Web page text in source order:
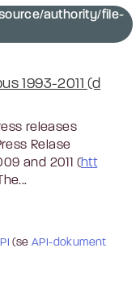
authority/file-
1993-2011 (d
releases
Relase
and 2011 (htt
(seAPI-dokument